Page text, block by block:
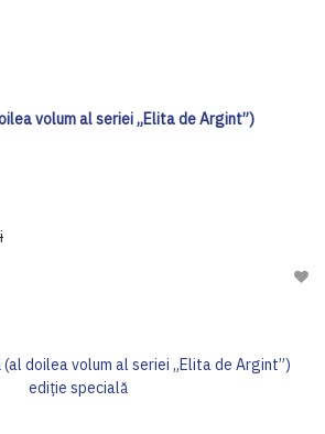
volum al seriei „Elita de Argint”)